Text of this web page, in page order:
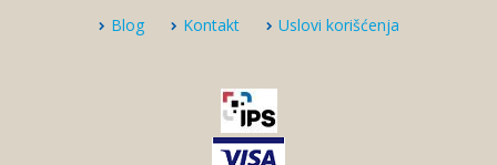
Blog Kontakt Uslovi korišćenja